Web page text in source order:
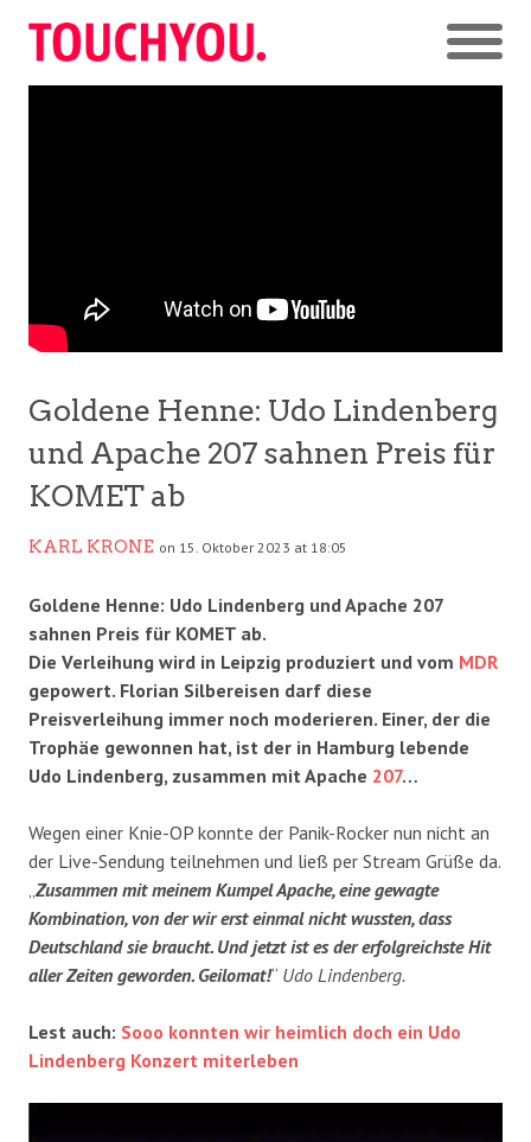
Goldene Henne: Udo Lindenberg
und Apache 207 sahnen Preis für
KOMET ab
KARL KRONE on 15. Oktober 2023 at 18:05
Goldene Henne: Udo Lindenberg und Apache 207
sahnen Preis für KOMET ab.
Die Verleihung wird in Leipzig produziert und vom MDR
gepowert. Florian Silbereisen darf diese
Preisverleihung immer noch moderieren. Einer, der die
Trophäe gewonnen hat, ist der in Hamburg lebende
Udo Lindenberg, zusammen mit Apache 207…
Wegen einer Knie-OP konnte der Panik-Rocker nun nicht an
der Live-Sendung teilnehmen und ließ per Stream Grüße da.
Zusammen mit meinem Kumpel Apache, eine gewagte
Kombination, von der wir erst einmal nicht wussten, dass
Deutschland sie braucht. Und jetzt ist es der erfolgreichste Hit
aller Zeiten geworden. Geilomat!“ Udo Lindenberg.
Lest auch: Sooo konnten wir heimlich doch ein Udo
Lindenberg Konzert miterleben